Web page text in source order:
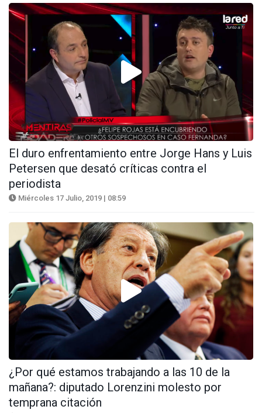
El duro enfrentamiento entre Jorge Hans y Luis
Petersen que desató críticas contra el
periodista
Miércoles 17 Julio, 2019 | 08:59
¿Por qué estamos trabajando a las 10 de la
mañana?: diputado Lorenzini molesto por
temprana citación